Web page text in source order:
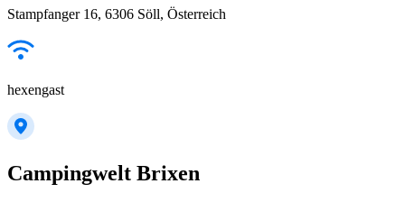
Stampfanger 16, 6306 Söll, Österreich
hexengast
Campingwelt Brixen